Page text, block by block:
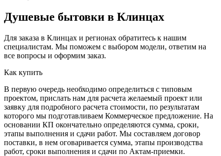
Душевые бытовки в Клинцах
Для заказа в Клинцах и регионах обратитесь к нашим
специалистам. Мы поможем с выбором модели, ответим на
все вопросы и оформим заказ.
Как купить
В первую очередь необходимо определиться с типовым
проектом, прислать нам для расчета желаемый проект или
заявку для подробного расчета стоимости, по результатам
которого мы подготавливаем Коммерческое предложение. На
основании КП окончательно определяются сумма, сроки,
этапы выполнения и сдачи работ. Мы составляем договор
поставки, в нем оговаривается сумма, этапы производства
работ, сроки выполнения и сдачи по Актам-приемки.